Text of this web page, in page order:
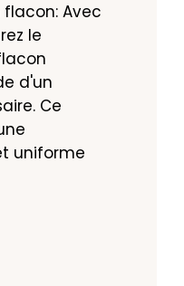
Avec
le
d'un
Ce
uniforme